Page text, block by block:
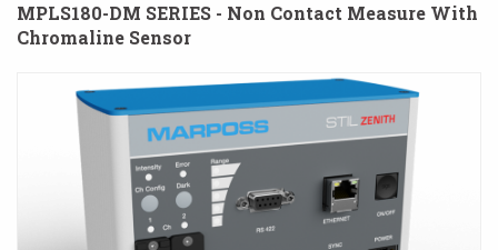
MPLS180-DM SERIES - Non Contact Measure With
Chromaline Sensor